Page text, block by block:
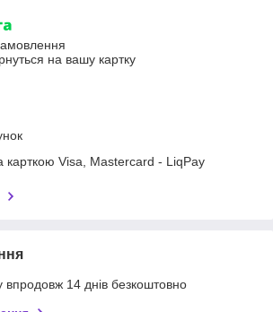
на вашу картку
карткою Visa, Mastercard - LiqPay
14 днів безкоштовно